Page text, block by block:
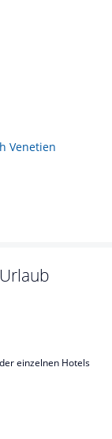
Venetien
Urlaub
einzelnen Hotels